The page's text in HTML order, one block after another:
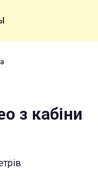
з кабіни